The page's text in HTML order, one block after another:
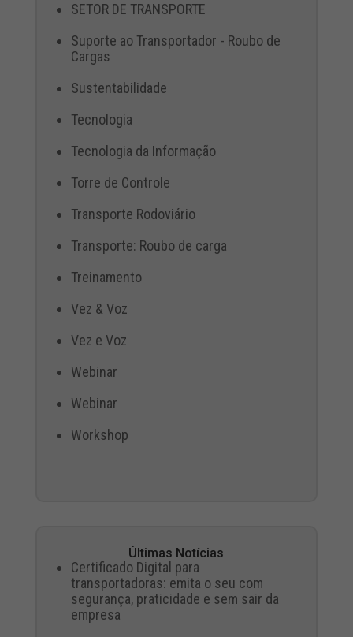
SETOR DE TRANSPORTE
Suporte ao Transportador - Roubo de
Cargas
Sustentabilidade
Tecnologia
Tecnologia da Informação
Torre de Controle
Transporte Rodoviário
Transporte: Roubo de carga
Treinamento
Vez & Voz
Vez e Voz
Webinar
Webinar
Workshop
Últimas Notícias
Certificado Digital para
transportadoras: emita o seu com
segurança, praticidade e sem sair da
empresa